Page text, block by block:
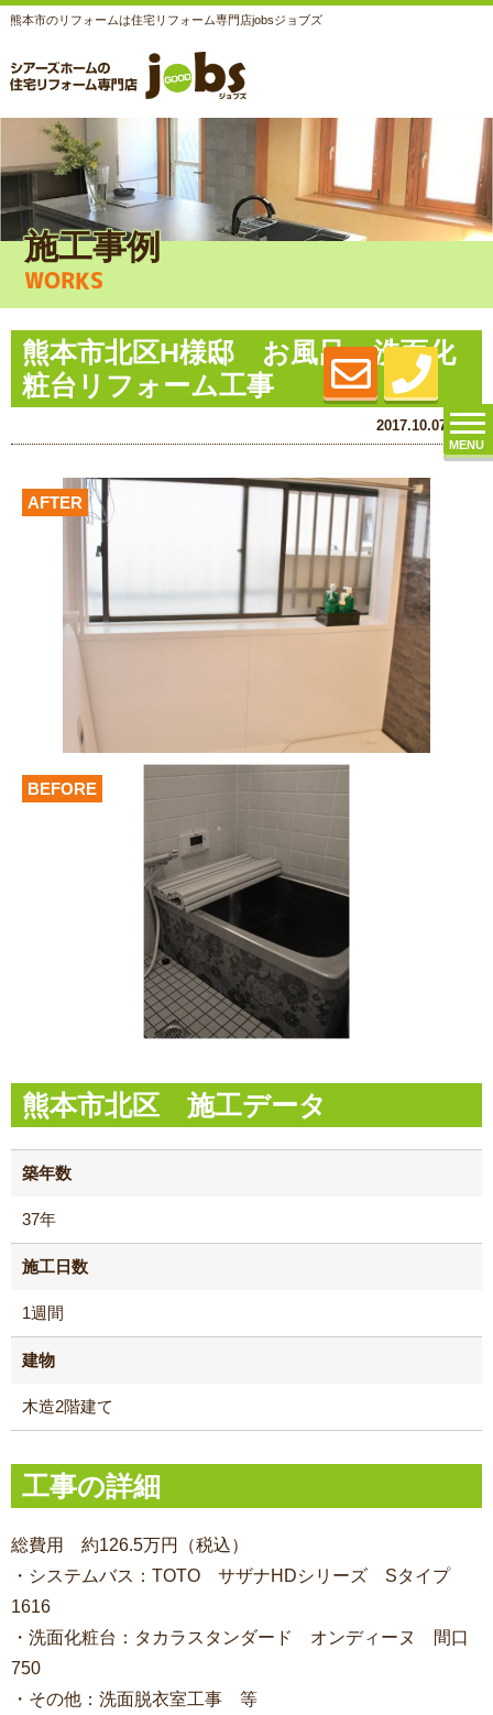
熊本市のリフォームは住宅リフォーム専門店jobsジョブズ
MENU
施工事例
WORKS
熊本市北区H様邸 お風呂・洗面化
粧台リフォーム工事
2017.10.07 (Sat)
AFTER
BEFORE
熊本市北区 施工データ
築年数
37年
施工日数
1週間
建物
木造2階建て
工事の詳細
総費用 約126.5万円（税込）
・システムバス：TOTO サザナHDシリーズ Sタイプ
1616
・洗面化粧台：タカラスタンダード オンディーヌ 間口
750
・その他：洗面脱衣室工事 等